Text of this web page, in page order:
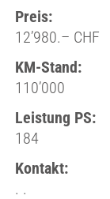
Preis:
12’980.– CHF
KM-Stand:
110’000
Leistung PS:
184
Kontakt:
. .